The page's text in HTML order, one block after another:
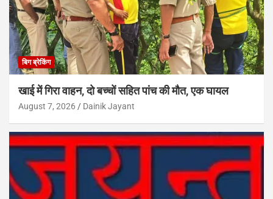
बिग ब्रेकिंग
खाई में गिरा वाहन, दो बच्चों सहित पांच की मौत, एक घायल
August 7, 2026 Dainik Jayant